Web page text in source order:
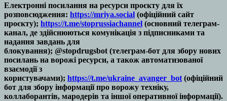
Електронні посилання на ресурси проєкту для їх
розповсюдження: https://mriya.social (офіційний сайт
проєкту); https://t.me/stoprussiachannel (основний телеграм-
канал, де здійснюються комунікація з підписниками та
надання завдань для
блокування); @stopdrugsbot (телеграм-бот для збору нових
посилань на ворожі ресурси, а також автоматизованої
взаємодії з
користувачами); https://t.me/ukraine_avanger_bot (офіційний
бот для збору інформації про ворожу техніку,
коллаборантів, мародерів та іншої оперативної інформації).